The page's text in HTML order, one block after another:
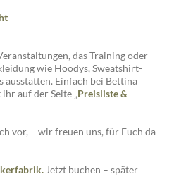
das Training oder
wie Hoodys, Sweatshirt-
ausstatten. Einfach bei Bettina
auf der Seite „Preisliste&
vor, – wir freuen uns, für Euch da
Jetzt buchen – später